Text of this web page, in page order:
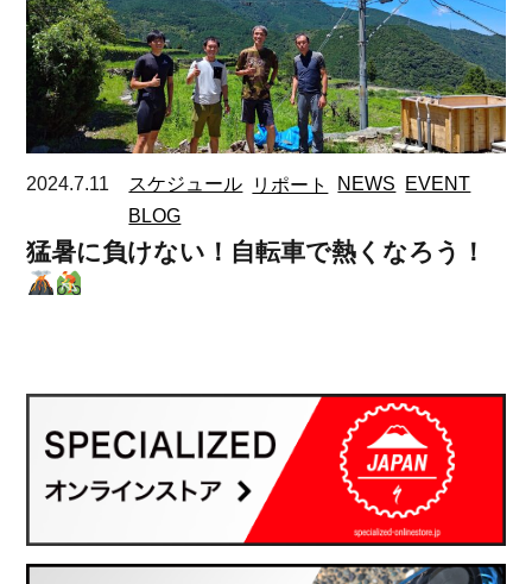
2024.7.11 スケジュール リポート NEWS
EVENT
BLOG
猛暑に負けない！自転車で熱くなろう！